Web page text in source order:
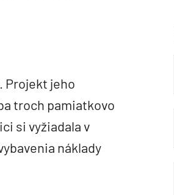
Projekt jeho
troch pamiatkovo
si vyžiadala v
náklady